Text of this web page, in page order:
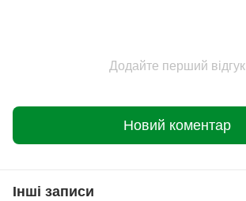
Додайте перший відгук
Новий коментар
Інші записи